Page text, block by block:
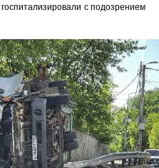
с подозрением